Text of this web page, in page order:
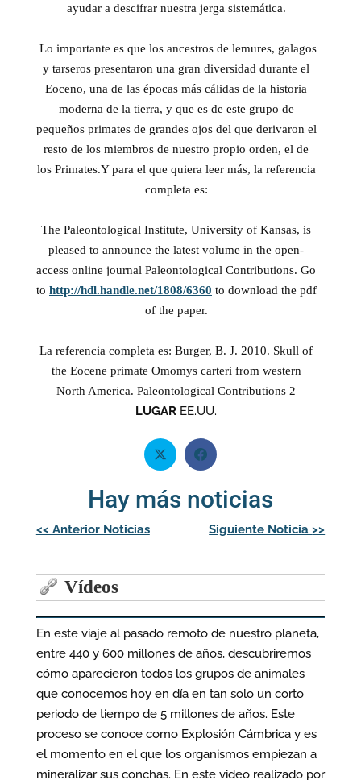
ayudar a descifrar nuestra jerga sistemática.
Lo importante es que los ancestros de lemures, galagos
y tarseros presentaron una gran diversidad durante el
Eoceno, una de las épocas más cálidas de la historia
moderna de la tierra, y que es de este grupo de
pequeños primates de grandes ojos del que derivaron el
resto de los miembros de nuestro propio orden, el de
los Primates.Y para el que quiera leer más, la referencia
completa es:
The Paleontological Institute, University of Kansas, is
pleased to announce the latest volume in the open-
access online journal Paleontological Contributions. Go
to http://hdl.handle.net/1808/6360 to download the pdf
of the paper.
La referencia completa es: Burger, B. J. 2010. Skull of
the Eocene primate Omomys carteri from western
North America. Paleontological Contributions 2
LUGAR EE.UU.
Hay más noticias
Navegación
de
<< Anterior Noticias Siguiente Noticia >>
Vídeos
En este viaje al pasado remoto de nuestro planeta,
entre 440 y 600 millones de años, descubriremos
cómo aparecieron todos los grupos de animales
que conocemos hoy en día en tan solo un corto
periodo de tiempo de 5 millones de años. Este
proceso se conoce como Explosión Cámbrica y es
el momento en el que los organismos empiezan a
mineralizar sus conchas. En este video realizado por